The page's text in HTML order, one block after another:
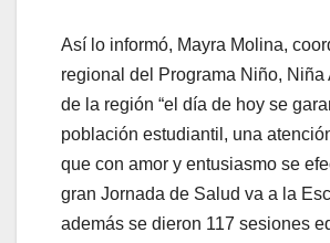
Así lo informó, Mayra Molina,
regional del Programa Niño, Niña
de la región “el día de hoy se
población estudiantil, una
que con amor y entusiasmo se
gran Jornada de Salud va a la
además se dieron 117 sesiones